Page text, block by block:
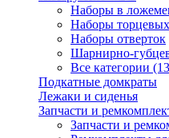
Наборы в
Наборы
Наборы отверток
Шарнирно-
Все категории
Подкатные домкраты
Лежаки и сиденья
Запчасти и
Запчасти и